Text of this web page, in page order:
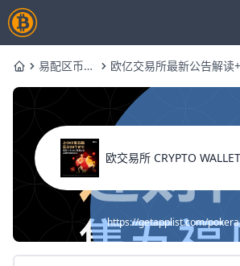
Home易配区币圈
欧亿交易所最新公告解读
欧交易所 CRYPTO
https://getapplist.com/